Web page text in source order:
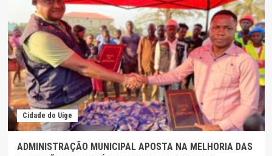
Cidade do Uíge
ADMINISTRAÇÃO MUNICIPAL APOSTA NA MELHORIA DAS